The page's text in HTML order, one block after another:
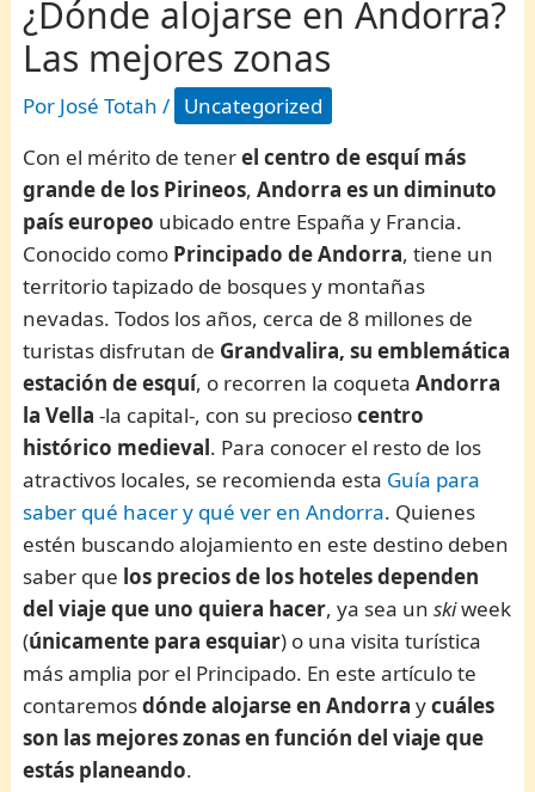
¿Dónde alojarse en Andorra?
Las mejores zonas
Por José Totah/ Uncategorized
Con el mérito de tenerel centro de esquí más
grande de los Pirineos,Andorra es un diminuto
país europeo ubicado entre España y Francia.
Conocido como Principado de Andorra, tiene un
territorio tapizado de bosques y montañas
nevadas. Todos los años, cerca de 8 millones de
turistas disfrutan de Grandvalira, su emblemática
estación de esquí, o recorren la coquetaAndorra
la Vella -la capital-, con su preciosocentro
histórico medieval. Para conocer el resto de los
atractivos locales, se recomienda esta Guía para
saber qué hacer y qué ver en Andorra. Quienes
estén buscando alojamiento en este destino deben
saber que los precios de los hoteles dependen
del viaje que uno quiera hacer, ya sea unskiweek
(únicamente para esquiar) o una visita turística
más amplia por el Principado. En este artículo te
contaremosdónde alojarse en Andorra ycuáles
son las mejores zonas en función del viaje que
estás planeando.